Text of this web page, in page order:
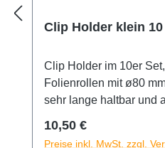
Clip Holder klein
Clip Holder im 10er
Folienrollen mit ø80
sehr lange haltbar und
Regulärer Preis:
10,50 €
Preise inkl. MwSt. zzgl.